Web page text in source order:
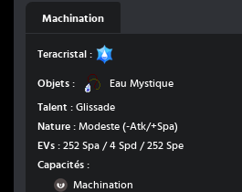
Machination
Teracristal :
Objets : Eau Mystique
Talent : Glissade
Nature : Modeste (-Atk/+Spa)
EVs : 252 Spa / 4 Spd / 252 Spe
Capacités :
Ténèbres
Machination